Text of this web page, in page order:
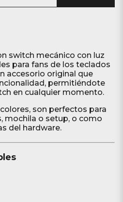
switch mecánico con luz
para fans de los teclados
accesorio original que
permitiéndote
en cualquier momento.
son perfectos para
mochila o setup, o como
del hardware.